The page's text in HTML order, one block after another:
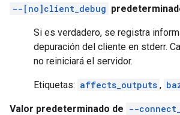
--[no]client_debug
Si es verdadero, se registra
depuración del cliente en stderr.
no reiniciará el servidor.
Etiquetas: affects_outputs ,
Valor predeterminado de --